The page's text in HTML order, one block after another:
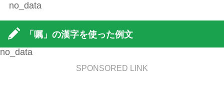
no_data
「嘱」の漢字を使った例文
no_data
SPONSORED LINK